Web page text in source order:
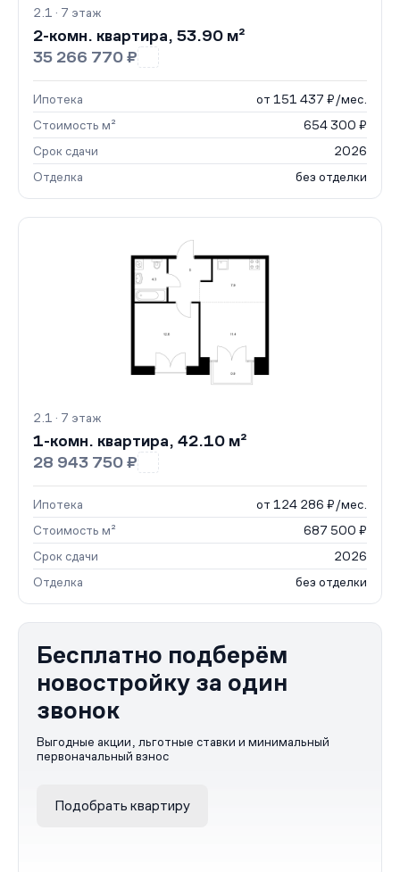
2.1 · 7 этаж
2-комн. квартира, 53.90 м²
35 266 770 ₽
Ипотека
от 151 437 ₽/мес.
Стоимость м²
654 300 ₽
Срок сдачи
2026
Отделка
без отделки
2.1 · 7 этаж
1-комн. квартира, 42.10 м²
28 943 750 ₽
Ипотека
от 124 286 ₽/мес.
Стоимость м²
687 500 ₽
Срок сдачи
2026
Отделка
без отделки
Бесплатно подберём
новостройку за один
звонок
Выгодные акции, льготные ставки и минимальный
первоначальный взнос
Подобрать квартиру